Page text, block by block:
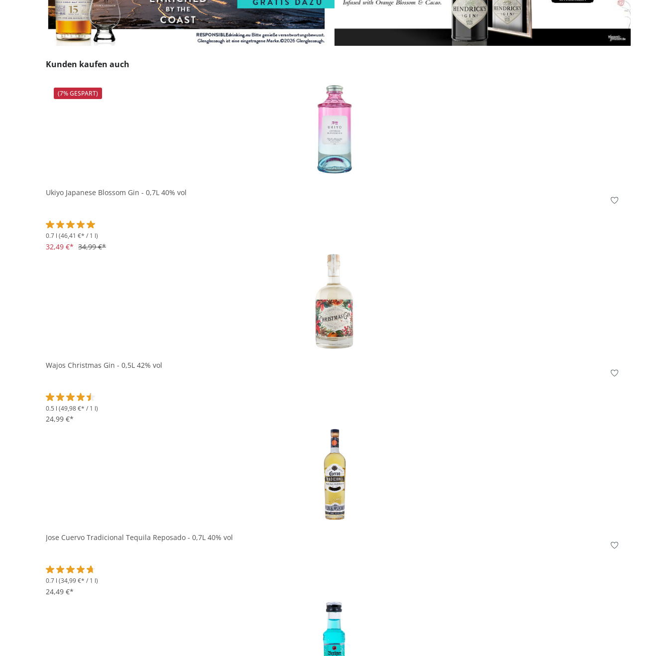
Produktgalerie überspringen
Kunden kaufen auch
(7% GESPART)
Ukiyo Japanese Blossom Gin - 0,7L 40% vol
Durchschnittliche Bewertung von 5 von 5 Sternen
0.7 l (46,41 €* / 1 l)
32,49 €* 34,99 €*
In den Korb
Wajos Christmas Gin - 0,5L 42% vol
Durchschnittliche Bewertung von 4.5 von 5 Sternen
0.5 l (49,98 €* / 1 l)
24,99 €*
In den Korb
Jose Cuervo Tradicional Tequila Reposado - 0,7L 40% vol
Durchschnittliche Bewertung von 4.8 von 5 Sternen
0.7 l (34,99 €* / 1 l)
24,49 €*
In den Korb